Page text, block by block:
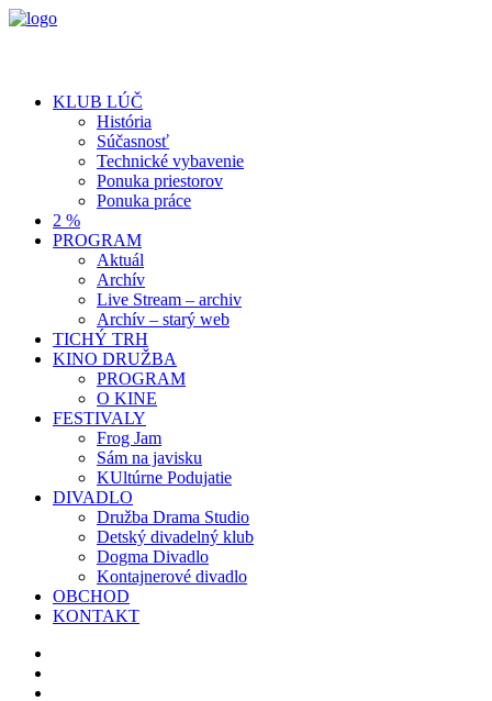
KLUB LÚČ
História
Súčasnosť
Technické vybavenie
Ponuka priestorov
Ponuka práce
2 %
PROGRAM
Aktuál
Archív
Live Stream – archiv
Archív – starý web
TICHÝ TRH
KINO DRUŽBA
PROGRAM
O KINE
FESTIVALY
Frog Jam
Sám na javisku
KUltúrne Podujatie
DIVADLO
Družba Drama Studio
Detský divadelný klub
Dogma Divadlo
Kontajnerové divadlo
OBCHOD
KONTAKT